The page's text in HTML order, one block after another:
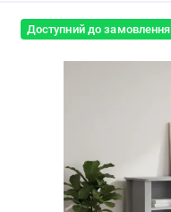
Доступний до замовлення